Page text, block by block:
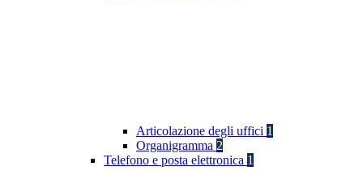
Articolazione degli uffici 1
Organigramma 2
Telefono e posta elettronica 1